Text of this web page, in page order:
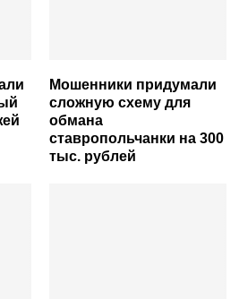
Мошенники придумали
сложную схему для
обмана
ставропольчанки на 300
тыс. рублей